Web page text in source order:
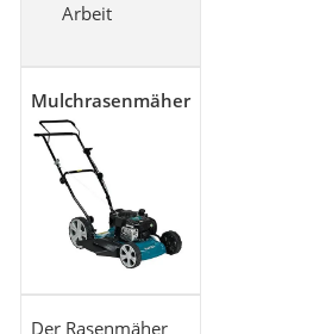
Arbeit
Mulchrasenmäher
Der Rasenmäher